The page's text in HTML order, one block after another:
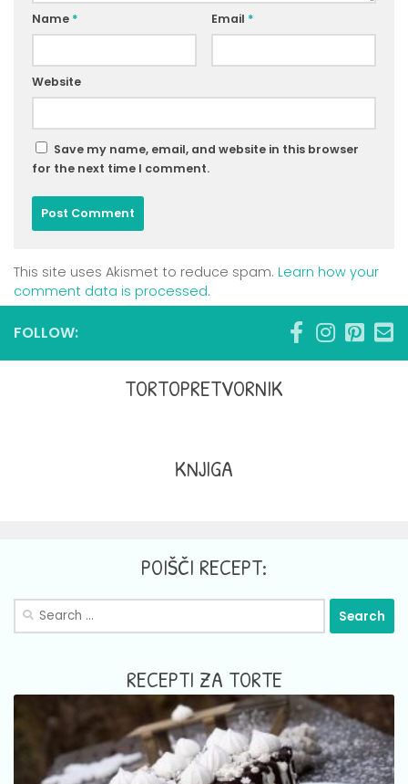
Name * Email *
Website
Save my name, email, and website in this browser
for the next time I comment.
This site uses Akismet to reduce spam. Learn how your
comment data is processed.
FOLLOW:
TORTOPRETVORNIK
KNJIGA
POIŠČI RECEPT:
Search
RECEPTI ZA TORTE